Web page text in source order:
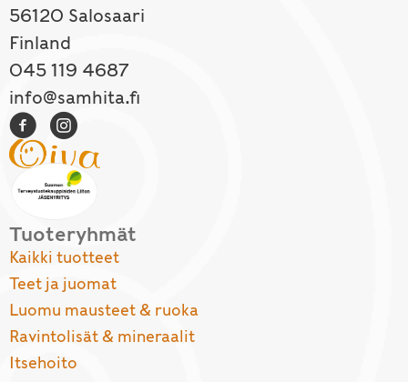
56120 Salosaari
Finland
045 119 4687
info@samhita.fi
Tuoteryhmät
Kaikki tuotteet
Teet ja juomat
Luomu mausteet & ruoka
Ravintolisät & mineraalit
Itsehoito